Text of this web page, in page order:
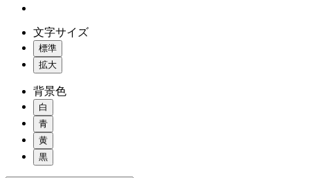
文字サイズ
標準
拡大
背景色
白
青
黄
黒